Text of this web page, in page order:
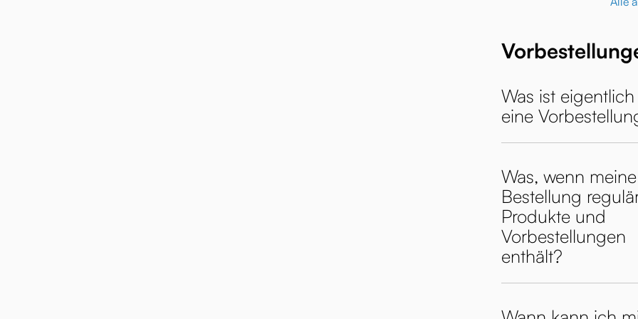
Was ist eigentlich
eine
Was, wenn meine
Bestellung
Produkte und
Vorbestellungen
enthält?